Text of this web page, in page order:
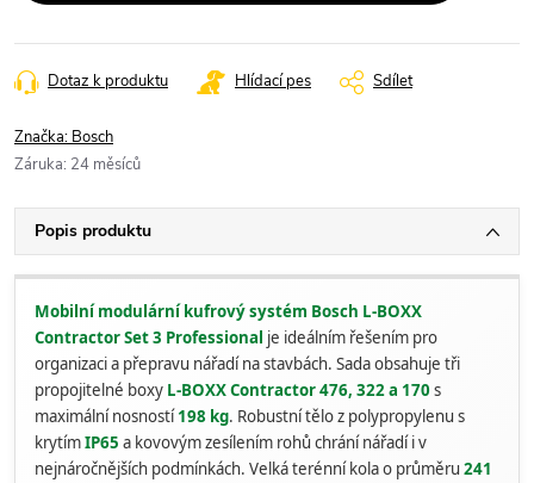
Dotaz k produktu Hlídací pes Sdílet
Značka: Bosch
Záruka: 24 měsíců
Popis produktu
Mobilní modulární kufrový systém Bosch L-BOXX
Contractor Set 3 Professional je ideálním řešením pro
organizaci a přepravu nářadí na stavbách. Sada obsahuje tři
propojitelné boxy L-BOXX Contractor 476, 322 a 170 s
maximální nosností198 kg. Robustní tělo z polypropylenu s
krytímIP65 a kovovým zesílením rohů chrání nářadí i v
nejnáročnějších podmínkách. Velká terénní kola o průměru 241